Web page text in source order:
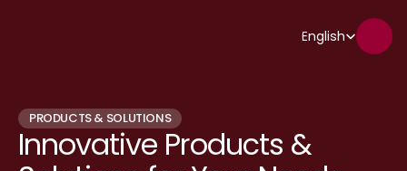
Select Language
English
PRODUCTS & SOLUTIONS
Innovative Products &